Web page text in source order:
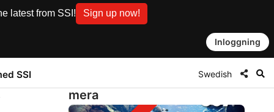
latest from SSI! Sign up now!
Inloggning
SSI Swedish
mera